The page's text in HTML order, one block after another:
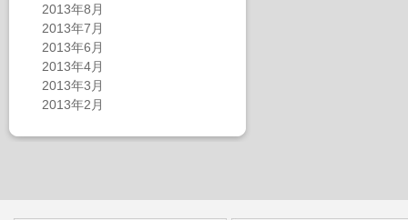
2013年8月
2013年7月
2013年6月
2013年4月
2013年3月
2013年2月